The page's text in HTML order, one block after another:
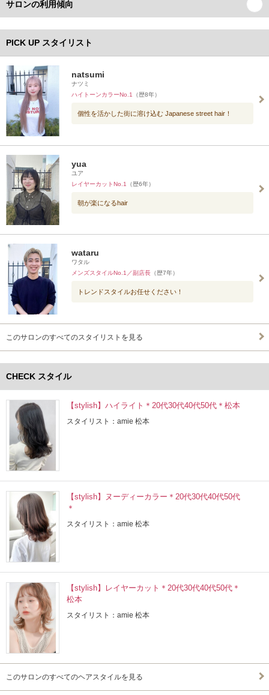
サロンの利用傾向
PICK UP スタイリスト
natsumi
ナツミ
ハイトーンカラーNo.1
（歴8年）
個性を活かした街に溶け込む Japanese street hair！
yua
ユア
レイヤーカットNo.1
（歴6年）
朝が楽になるhair
wataru
ワタル
メンズスタイルNo.1／副店長 （歴7年）
トレンドスタイルお任せください！
このサロンのすべてのスタイリストを見る
CHECK スタイル
【stylish】ハイライト＊20代30代40代50代＊松本
スタイリスト：amie 松本
【stylish】ヌーディーカラー＊20代30代40代50代
＊
スタイリスト：amie 松本
【stylish】レイヤーカット＊20代30代40代50代＊
松本
スタイリスト：amie 松本
このサロンのすべてのヘアスタイルを見る